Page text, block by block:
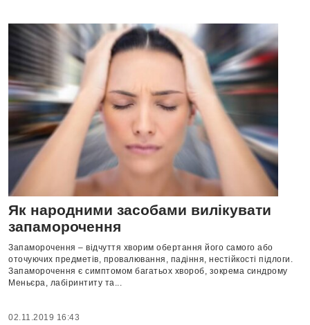
Як народними засобами вилікувати
запаморочення
Запаморочення – відчуття хворим обертання його самого або
оточуючих предметів, провалювання, падіння, нестійкості підлоги.
Запаморочення є симптомом багатьох хвороб, зокрема синдрому
Меньєра, лабіринтиту та...
02.11.2019 16:43